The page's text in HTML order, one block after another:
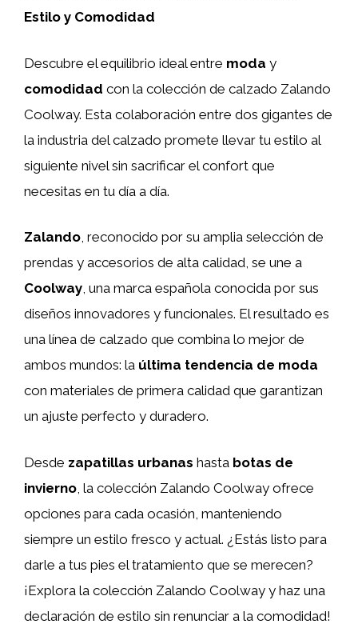
Estilo y Comodidad
Descubre el equilibrio ideal entre moda y
comodidad con la colección de calzado Zalando
Coolway. Esta colaboración entre dos gigantes de
la industria del calzado promete llevar tu estilo al
siguiente nivel sin sacrificar el confort que
necesitas en tu día a día.
Zalando, reconocido por su amplia selección de
prendas y accesorios de alta calidad, se une a
Coolway, una marca española conocida por sus
diseños innovadores y funcionales. El resultado es
una línea de calzado que combina lo mejor de
ambos mundos: la última tendencia de moda
con materiales de primera calidad que garantizan
un ajuste perfecto y duradero.
Desde zapatillas urbanas hasta botas de
invierno , la colección Zalando Coolway ofrece
opciones para cada ocasión, manteniendo
siempre un estilo fresco y actual. ¿Estás listo para
darle a tus pies el tratamiento que se merecen?
¡Explora la colección Zalando Coolway y haz una
declaración de estilo sin renunciar a la comodidad!